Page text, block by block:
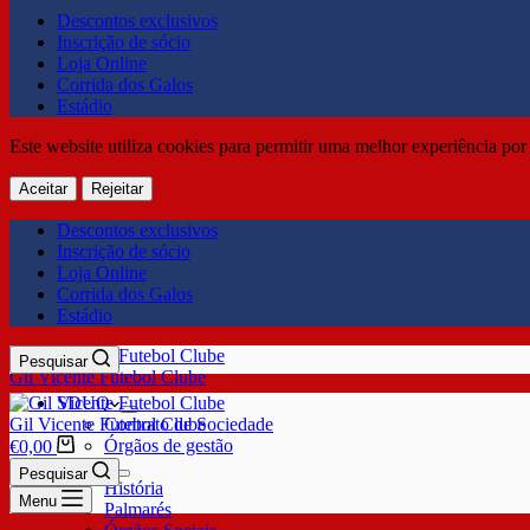
Descontos exclusivos
Inscrição de sócio
Loja Online
Corrida dos Galos
Estádio
Este website utiliza cookies para permitir uma melhor experiência
Aceitar Rejeitar
Descontos exclusivos
Inscrição de sócio
Loja Online
Corrida dos Galos
Estádio
Gil Vicente Futebol Clube
Pesquisar
SDUQ
Contrato de Sociedade
Órgãos de gestão
Clube
História
Palmarés
Gil Vicente Futebol Clube
€0,00
Pesquisar
Menu